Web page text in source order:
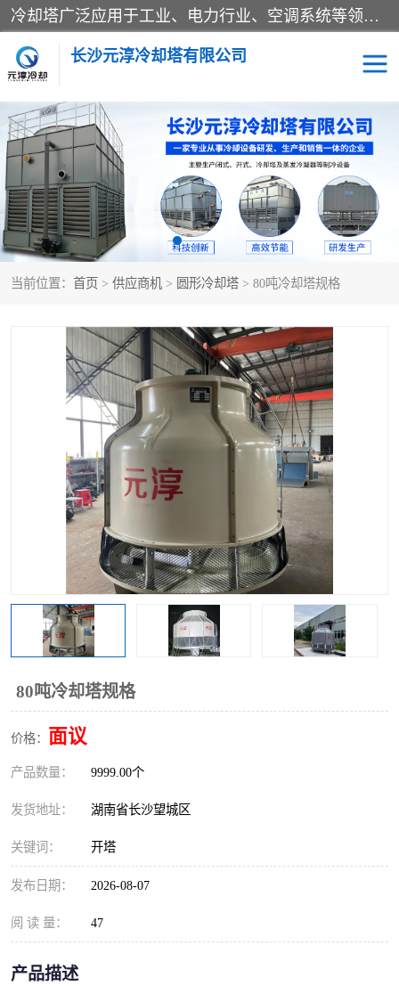
冷却塔广泛应用于工业、电力行业、空调系统等领域。在电力行业中，用于冷却发电机组的循环水；在工业生产中，如化工、冶金等行业，可降低生产过程中产生的热量；在空调系统中，为空调设备提供冷却水源
长沙元淳冷却塔有限公司
当前位置： 首页 > 供应商机 > 圆形冷却塔 > 80吨冷却塔规格
80吨冷却塔规格
价格： 面议
产品数量： 9999.00个
发货地址： 湖南省长沙望城区
关键词： 开塔
发布日期： 2026-08-07
阅 读 量： 47
产品描述
方形开式冷却塔 圆形冷却塔
闭式冷却塔 水箱
电控箱 水泵
板式换热器